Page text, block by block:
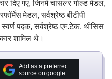
दिए गए, जिनमें चांसलर गोल्ड मेडल,
मेडल, सर्वश्रेष्ठ बीटीपी
पदक, सर्वश्रेष्ठ एम.टेक. थीसिस
शामिल थे।
Add as a preferred
source on google